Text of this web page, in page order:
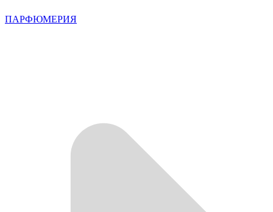
ПАРФЮМЕРИЯ